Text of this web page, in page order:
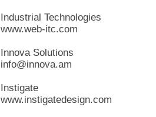
Industrial Technologies
www.web-itc.com
Innova Solutions
info@innova.am
Instigate
www.instigatedesign.com